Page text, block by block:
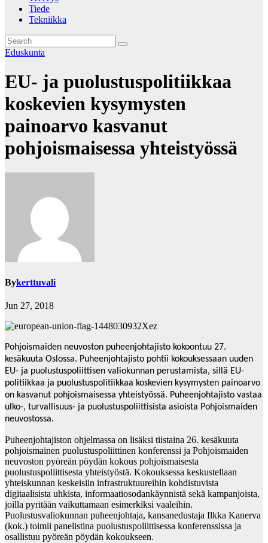
Tiede
Tekniikka
Eduskunta
EU- ja puolustuspolitiikkaa
koskevien kysymysten
painoarvo kasvanut
pohjoismaisessa yhteistyössä
Bykerttuvali
Jun 27, 2018
Pohjoismaiden neuvoston puheenjohtajisto kokoontuu 27.
kesäkuuta Oslossa. Puheenjohtajisto pohtii kokouksessaan uuden
EU- ja puolustuspoliittisen valiokunnan perustamista, sillä EU-
politiikkaa ja puolustuspolitiikkaa koskevien kysymysten painoarvo
on kasvanut pohjoismaisessa yhteistyössä. Puheenjohtajisto vastaa
ulko-, turvallisuus- ja puolustuspoliittisista asioista Pohjoismaiden
neuvostossa.
Puheenjohtajiston ohjelmassa on lisäksi tiistaina 26. kesäkuuta
pohjoismainen puolustuspoliittinen konferenssi ja Pohjoismaiden
neuvoston pyöreän pöydän kokous pohjoismaisesta
puolustuspoliittisesta yhteistyöstä. Kokouksessa keskustellaan
yhteiskunnan keskeisiin infrastruktuureihin kohdistuvista
digitaalisista uhkista, informaatiosodankäynnistä sekä kampanjoista,
joilla pyritään vaikuttamaan esimerkiksi vaaleihin.
Puolustusvaliokunnan puheenjohtaja, kansanedustaja Ilkka Kanerva
(kok.) toimii panelistina puolustuspoliittisessa konferenssissa ja
osallistuu pyöreän pöydän kokoukseen.